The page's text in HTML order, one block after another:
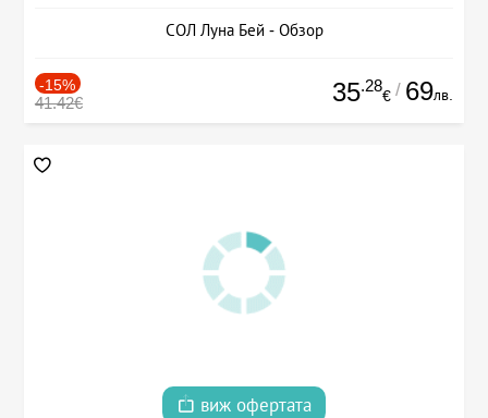
СОЛ Луна Бей - Обзор
-15%
41.42€ 35.28
€ / 69лв.
виж офертата